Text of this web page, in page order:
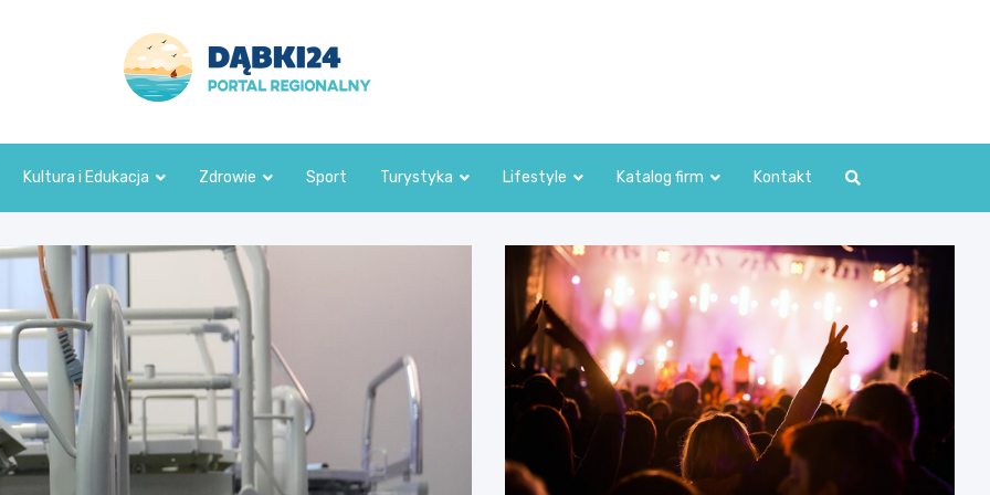
dabki24.pl
Kultura i Edukacja Zdrowie Sport Turystyka Lifestyle Katalog firm Kontakt